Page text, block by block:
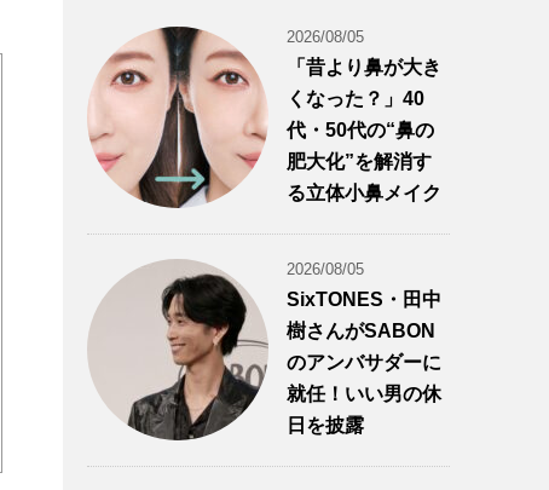
2026/08/05
「昔より鼻が大き
くなった？」40
代・50代の“鼻の
肥大化”を解消す
る立体小鼻メイク
2026/08/05
SixTONES・田中
樹さんがSABON
のアンバサダーに
就任！いい男の休
日を披露